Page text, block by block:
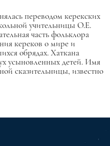
переводом керекских
учительницы О.Е.
часть фольклора
кереков о мире и
обрядах. Хаткана
усыновленных детей. Имя
сказительницы, известно